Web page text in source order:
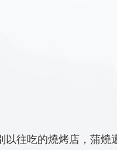
以往吃的燒烤店，蒲燒